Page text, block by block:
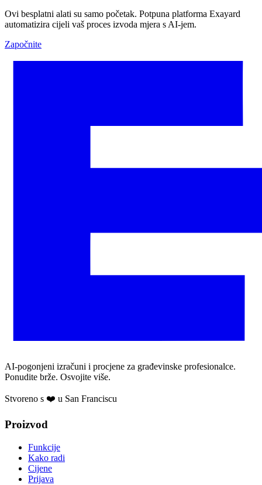
Ovi besplatni alati su samo početak. Potpuna platforma Exayard
automatizira cijeli vaš proces izvoda mjera s AI-jem.
Započnite
AI-pogonjeni izračuni i procjene za građevinske profesionalce.
Ponudite brže. Osvojite više.
Stvoreno s ❤️ u San Franciscu
Proizvod
Funkcije
Kako radi
Cijene
Prijava